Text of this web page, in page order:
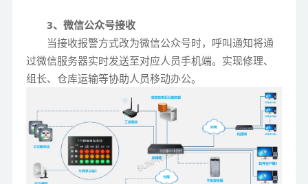
3、微信公众号接收
当接收报警方式改为微信公众号时，呼叫通知将通
过微信服务器实时发送至对应人员手机端。实现修理、
组长、仓库运输等协助人员移动办公。